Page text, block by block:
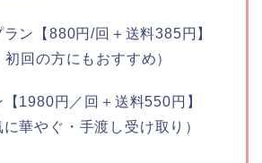
ラン【880円/回＋送料385円】
初回の方にもおすすめ）
【1980円／回＋送料550円】
に華やぐ・手渡し受け取り）